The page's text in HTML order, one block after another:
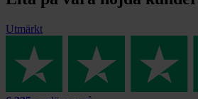
Utmärkt